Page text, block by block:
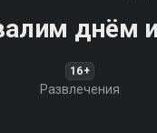
днём
16+
Развлечения